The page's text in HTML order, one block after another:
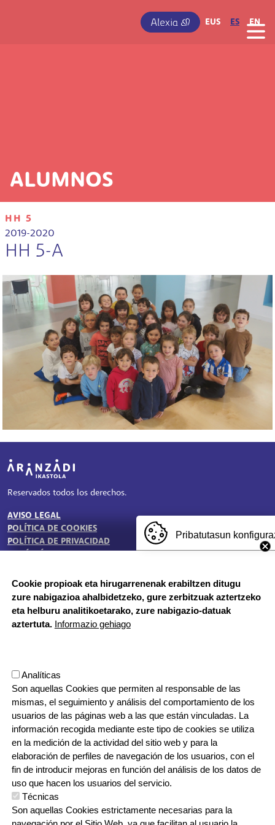
EUS ES EN
IRUDIA
ALUMNOS
HH 5
2019-2020
HH 5-A
Irudia
Reservados todos los derechos.
TESTU-LEGALAK
AVISO LEGAL
POLÍTICA DE COOKIES
POLÍTICA DE PRIVACIDAD
HORARIO DE SECRETARÍA:
De lunes a jueves 8:00 - 18:00
Viernes 8:00 - 17:00
20570 Bergara, Gipuzkoa
943 76 90 71
ORRI-OINA
CONTACTO
TRABAJA CON NOSOTROS
IRUDIA
Pribatutasun
Cookie propioak eta hirugarrenenak erabiltzen ditugu
zure nabigazioa ahalbidetzeko, gure zerbitzuak aztertzeko
eta helburu analitikoetarako, zure nabigazio-datuak
aztertuta. Informazio gehiago
Analíticas
Son aquellas Cookies que permiten al responsable de las
mismas, el seguimiento y análisis del comportamiento de los
usuarios de las páginas web a las que están vinculadas. La
información recogida mediante este tipo de cookies se utiliza
en la medición de la actividad del sitio web y para la
elaboración de perfiles de navegación de los usuarios, con el
fin de introducir mejoras en función del análisis de los datos de
uso que hacen los usuarios del servicio.
Técnicas
Son aquellas Cookies estrictamente necesarias para la